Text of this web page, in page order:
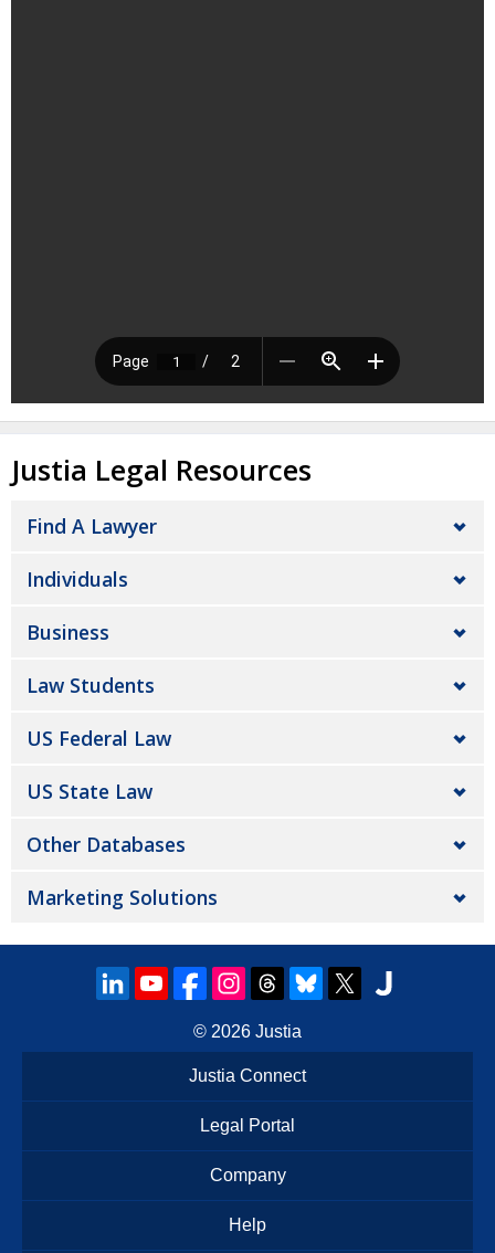
Justia Legal Resources
Find A Lawyer
Individuals
Business
Law Students
US Federal Law
US State Law
Other Databases
Marketing Solutions
© 2026 Justia
Justia Connect
Legal Portal
Company
Help